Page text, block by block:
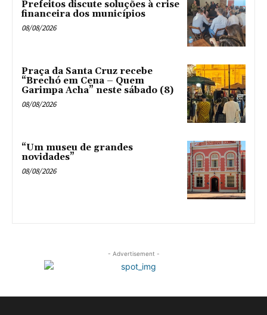
Prefeitos discute soluções à crise
financeira dos municípios
08/08/2026
Praça da Santa Cruz recebe
“Brechó em Cena – Quem
Garimpa Acha” neste sábado (8)
08/08/2026
“Um museu de grandes
novidades”
08/08/2026
- Advertisement -